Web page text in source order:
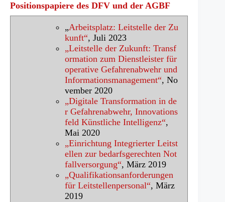
Positionspapiere des DFV und der AGBF
„Arbeitsplatz: Leitstelle der Zu
kunft“, Juli 2023
„Leitstelle der Zukunft: Transf
ormation zum Dienstleister für
operative Gefahrenabwehr und
Informationsmanagement“, No
vember 2020
„Digitale Transformation in de
r Gefahrenabwehr, Innovations
feld Künstliche Intelligenz“,
Mai 2020
„Einrichtung Integrierter Leitst
ellen zur bedarfsgerechten Not
fallversorgung“, März 2019
„Qualifikationsanforderungen
für Leitstellenpersonal“, März
2019